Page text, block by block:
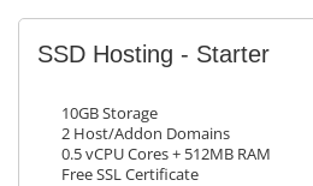
SSD Hosting - Starter
10GB Storage
2 Host/Addon Domains
0.5 vCPU Cores + 512MB RAM
Free SSL Certificate